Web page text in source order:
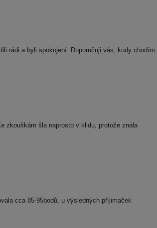
rádi a byli spokojení. Doporučuji vás, kudy chodím.
zkouškám šla naprosto v klidu, protože znala
cca 85-95bodů, u výsledných příjimaček